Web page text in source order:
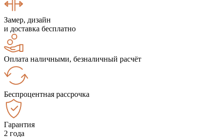
Замер, дизайн
и доставка бесплатно
Оплата наличными, безналичный расчёт
Беспроцентная рассрочка
Гарантия
2 года